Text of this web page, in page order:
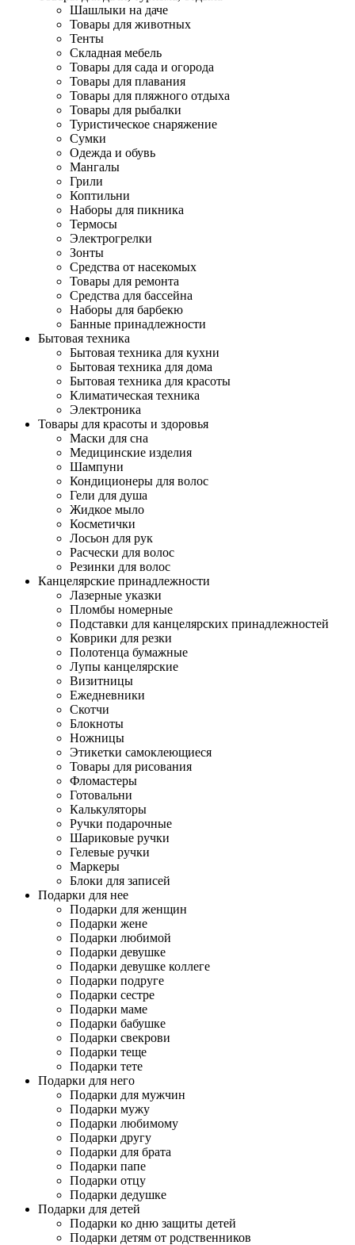
Шашлыки на даче
Товары для животных
Тенты
Складная мебель
Товары для сада и огорода
Товары для плавания
Товары для пляжного отдыха
Товары для рыбалки
Туристическое снаряжение
Сумки
Одежда и обувь
Мангалы
Грили
Коптильни
Наборы для пикника
Термосы
Электрогрелки
Зонты
Средства от насекомых
Товары для ремонта
Средства для бассейна
Наборы для барбекю
Банные принадлежности
Бытовая техника
Бытовая техника для кухни
Бытовая техника для дома
Бытовая техника для красоты
Климатическая техника
Электроника
Товары для красоты и здоровья
Маски для сна
Медицинские изделия
Шампуни
Кондиционеры для волос
Гели для душа
Жидкое мыло
Косметички
Лосьон для рук
Расчески для волос
Резинки для волос
Канцелярские принадлежности
Лазерные указки
Пломбы номерные
Подставки для канцелярских принадлежностей
Коврики для резки
Полотенца бумажные
Лупы канцелярские
Визитницы
Ежедневники
Скотчи
Блокноты
Ножницы
Этикетки самоклеющиеся
Товары для рисования
Фломастеры
Готовальни
Калькуляторы
Ручки подарочные
Шариковые ручки
Гелевые ручки
Маркеры
Блоки для записей
Подарки для нее
Подарки для женщин
Подарки жене
Подарки любимой
Подарки девушке
Подарки девушке коллеге
Подарки подруге
Подарки сестре
Подарки маме
Подарки бабушке
Подарки свекрови
Подарки теще
Подарки тете
Подарки для него
Подарки для мужчин
Подарки мужу
Подарки любимому
Подарки другу
Подарки для брата
Подарки папе
Подарки отцу
Подарки дедушке
Подарки для детей
Подарки ко дню защиты детей
Подарки детям от родственников